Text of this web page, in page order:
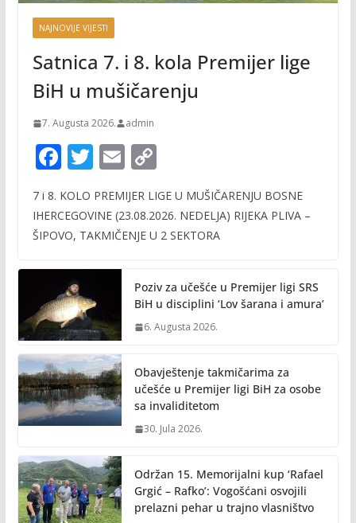
NAJNOVIJE VIJESTI
Satnica 7. i 8. kola Premijer lige
BiH u mušičarenju
7. Augusta 2026. admin
F
e
b
o
k
T
itt
er
E
ai
l
C
p
y
n
k
7 i 8. KOLO PREMIJER LIGE U MUŠIČARENJU BOSNE
IHERCEGOVINE (23.08.2026. NEDELJA) RIJEKA PLIVA –
ŠIPOVO, TAKMIČENJE U 2 SEKTORA
Poziv za učešće u Premijer ligi SRS
BiH u disciplini ‘Lov šarana i amura’
6. Augusta 2026.
Obavještenje takmičarima za
učešće u Premijer ligi BiH za osobe
sa invaliditetom
30. Jula 2026.
Održan 15. Memorijalni kup ‘Rafael
Grgić – Rafko’: Vogošćani osvojili
prelazni pehar u trajno vlasništvo